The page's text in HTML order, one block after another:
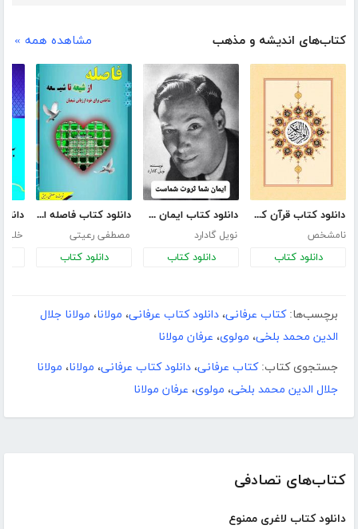
کتاب‌های تصادفی
دانلود کتاب لاغری ممنوع
کتاب‌های اندیشه و مذهب مشاهده همه »
دانلود کتاب قرآن کریم با ترجمه فارسی
نامشخص
دانلود کتاب
دانلود کتاب ایمان شما ثروت شماست
نویل گادارد
دانلود کتاب
دانلود کتاب فاصله از شیعه تا شیعه
مصطفی رعیتی
دانلود کتاب
خلیل
برچسب‌ها: کتاب عرفانی، دانلود کتاب عرفانی، مولانا، مولانا جلال
الدین محمد بلخی، مولوی، عرفان مولانا
جستجوی کتاب: کتاب عرفانی، دانلود کتاب عرفانی، مولانا، مولانا
جلال الدین محمد بلخی، مولوی، عرفان مولانا